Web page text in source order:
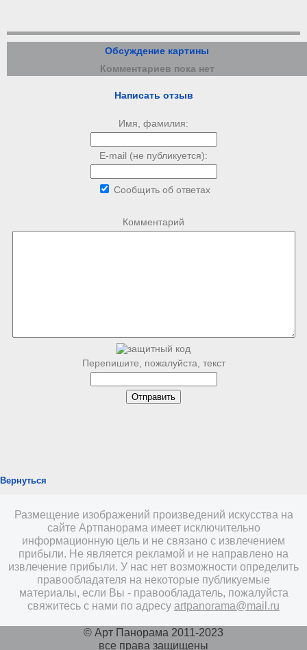
Обсуждение картины
Комментариев пока нет
Написать отзыв
Имя, фамилия:
E-mail (не публикуется):
Сообщить об ответах
Комментарий
Перепишите, пожалуйста, текст
Вернуться
Размещение изображений произведений искусства на
сайте Артпанорама имеет исключительно
информационную цель и не связано с извлечением
прибыли. Не является рекламой и не направлено на
извлечение прибыли. У нас нет возможности определить
правообладателя на некоторые публикуемые
материалы, если Вы - правообладатель, пожалуйста
свяжитесь с нами по адресу artpanorama@mail.ru
© Арт Панорама 2011-2023
все права защищены